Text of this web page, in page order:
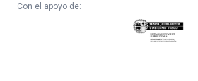
Con el apoyo de:
Eusko
Jaurlaritza